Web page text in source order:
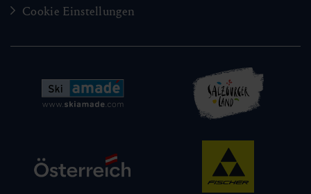
Cookie Einstellungen